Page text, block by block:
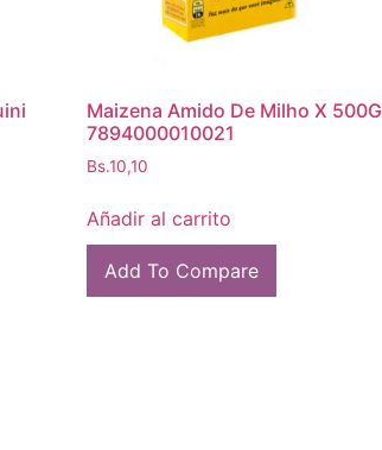
Maizena Amido De Milho X 500G
7894000010021
Bs.10,10
Añadir al carrito
Add To Compare